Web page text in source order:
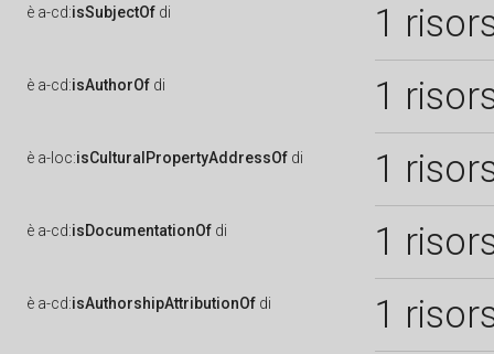
è a-cd:isSubjectOf di 1
è a-cd:isAuthorOf di 1
è a-loc:isCulturalPropertyAddressOf di 1
è a-cd:isDocumentationOf di 1
è a-cd:isAuthorshipAttributionOf di 1